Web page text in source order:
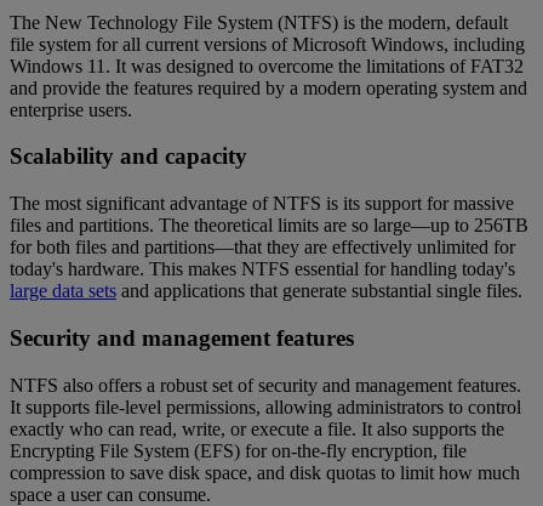
The New Technology File System (NTFS) is the modern, default
file system for all current versions of Microsoft Windows, including
Windows 11. It was designed to overcome the limitations of FAT32
and provide the features required by a modern operating system and
enterprise users.
Scalability and capacity
The most significant advantage of NTFS is its support for massive
files and partitions. The theoretical limits are so large—up to 256TB
for both files and partitions—that they are effectively unlimited for
today's hardware. This makes NTFS essential for handling today's
large data sets and applications that generate substantial single files.
Security and management features
NTFS also offers a robust set of security and management features.
It supports file-level permissions, allowing administrators to control
exactly who can read, write, or execute a file. It also supports the
Encrypting File System (EFS) for on-the-fly encryption, file
compression to save disk space, and disk quotas to limit how much
space a user can consume.